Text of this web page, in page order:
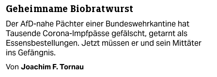
Geheimname Biobratwurst
Der AfD-nahe Pächter einer Bundeswehrkantine hat
Tausende Corona-Impfpässe gefälscht, getarnt als
Essensbestellungen. Jetzt müssen er und sein Mittäter
ins Gefängnis.
Von Joachim F. Tornau